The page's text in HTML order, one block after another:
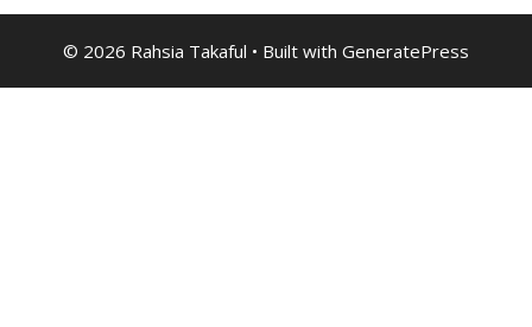
© 2026 Rahsia Takaful • Built with GeneratePress